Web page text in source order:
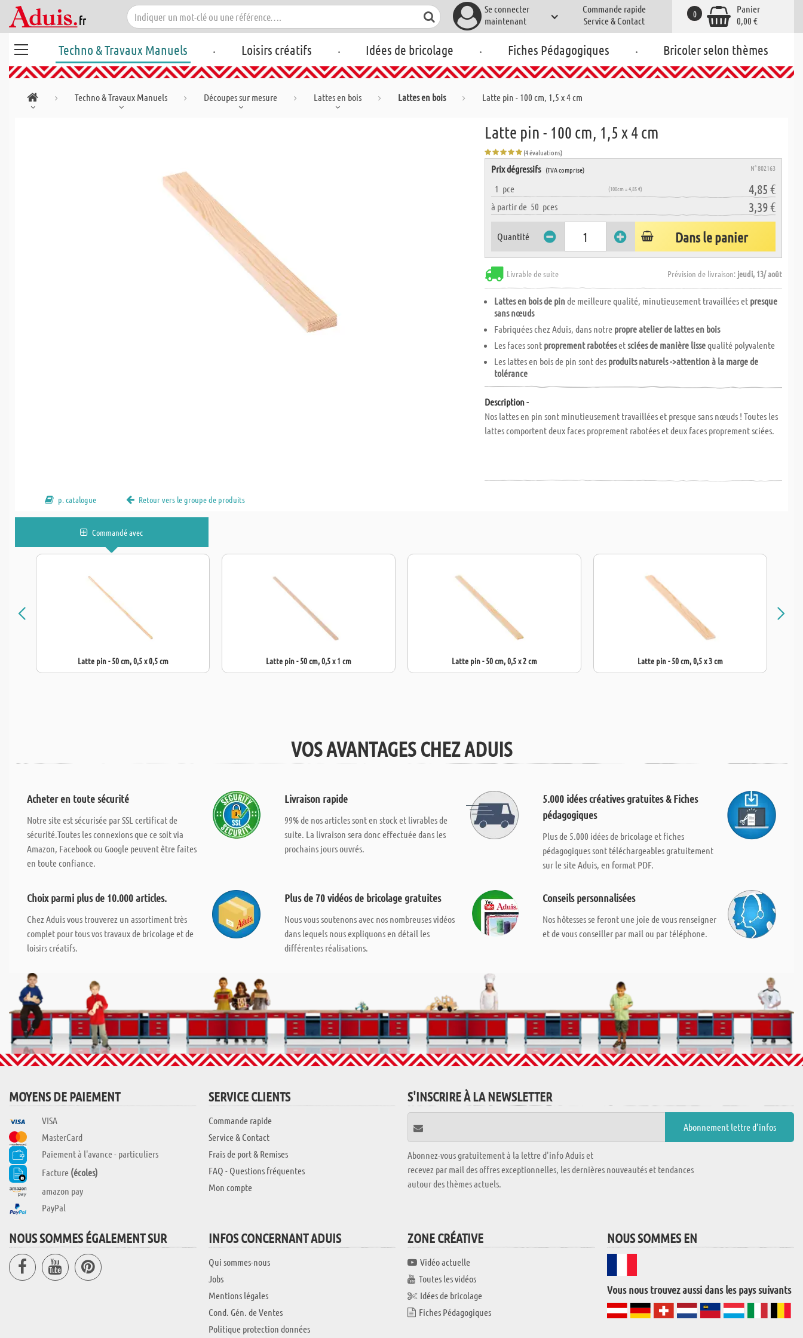
Se connecter
maintenant
Commande rapide
Service & Contact
Panier
0,00 €
0
Techno & Travaux Manuels . Loisirs créatifs . Idées de bricolage . Fiches Pédagogiques . Bricoler selon thèmes
Techno & Travaux Manuels Découpes sur mesure Lattes en bois Lattes en bois Latte pin - 100 cm, 1,5 x 4 cm
Latte pin - 100 cm, 1,5 x 4 cm
(4 évaluations)
Prix dégressifs (TVA comprise) N° 802163
1 pce (100cm = 4,85 €) 4,85 €
à partir de 50 pces 3,39 €
Quantité Dans le panier
Livrable de suite Prévision de livraison: jeudi, 13/ août
Lattes en bois de pinde meilleure qualité, minutieusement travaillées et presque
sans nœuds
Fabriquées chez Aduis, dans notre propre atelier de lattes en bois
Les faces sont proprement rabotéesetsciées de manière lissequalité polyvalente
Les lattes en bois de pin sont des produits naturels ->attention à la marge de
tolérance
Description -
Nos lattes en pin sont minutieusement travaillées et presque sans nœuds ! Toutes les
lattes comportent deux faces proprement rabotées et deux faces proprement sciées.
p. catalogue Retour vers le groupe de produits
Commandé avec
Latte pin - 50 cm, 0,5 x 0,5 cm Latte pin - 50 cm, 0,5 x 1 cm Latte pin - 50 cm, 0,5 x 2 cm Latte pin - 50 cm, 0,5 x 3 cm
VOS AVANTAGES CHEZ ADUIS
Acheter en toute sécurité
Notre site est sécurisée par SSL certificat de
sécurité.Toutes les connexions que ce soit via
Amazon, Facebook ou Google peuvent être faites
en toute confiance.
Livraison rapide
99% de nos articles sont en stock et livrables de
suite. La livraison sera donc effectuée dans les
prochains jours ouvrés.
5.000 idées créatives gratuites & Fiches
pédagogiques
Plus de 5.000 idées de bricolage et fiches
pédagogiques sont téléchargeables gratuitement
sur le site Aduis, en format PDF.
Choix parmi plus de 10.000 articles.
Chez Aduis vous trouverez un assortiment très
complet pour tous vos travaux de bricolage et de
loisirs créatifs.
Plus de 70 vidéos de bricolage gratuites
Nous vous soutenons avec nos nombreuses vidéos
dans lequels nous expliquons en détail les
différentes réalisations.
Conseils personnalisées
Nos hôtesses se feront une joie de vous renseigner
et de vous conseiller par mail ou par téléphone.
MOYENS DE PAIEMENT
VISA
MasterCard
Paiement à l'avance - particuliers
Facture (écoles)
amazon pay
PayPal
SERVICE CLIENTS
Commande rapide
Service & Contact
Frais de port & Remises
FAQ - Questions fréquentes
Mon compte
S'INSCRIRE À LA NEWSLETTER
Abonnez-vous gratuitement à la lettre d'info Aduis et
recevez par mail des offres exceptionnelles, les dernières nouveautés et tendances
autour des thèmes actuels.
NOUS SOMMES ÉGALEMENT SUR INFOS CONCERNANT ADUIS
Qui sommes-nous
Jobs
Mentions légales
Cond. Gén. de Ventes
Politique protection données
ZONE CRÉATIVE
Vidéo actuelle
Toutes les vidéos
Idées de bricolage
Fiches Pédagogiques
NOUS SOMMES EN
Vous nous trouvez aussi dans les pays suivants